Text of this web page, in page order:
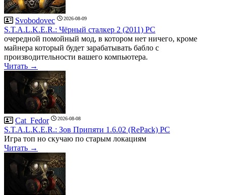
Svobodovec 2026-08-09
S.T.A.L.K.E.R.: Чёрный сталкер 2 (2011) PC
очередной помойный мод, в котором нет ничего, кроме
майнера который будет зарабатывать бабло с
производительности вашего компьютера.
Читать →
Cat_Fedor 2026-08-08
S.T.A.L.K.E.R.: Зов Припяти 1.6.02 (RePack) PC
Игра топ но скучаю по старым локациям
Читать →